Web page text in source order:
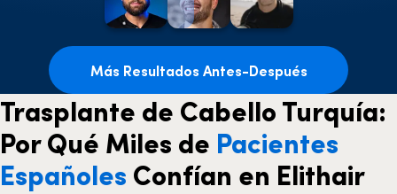
Más Resultados Antes-Después
Trasplante de Cabello Turquía:
Por Qué Miles de Pacientes
Españoles Confían en Elithair